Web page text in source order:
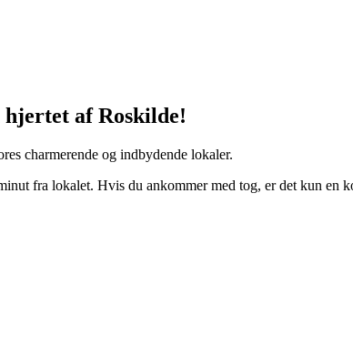
hjertet af Roskilde!
charmerende og indbydende lokaler.
fra lokalet. Hvis du ankommer med tog, er det kun en